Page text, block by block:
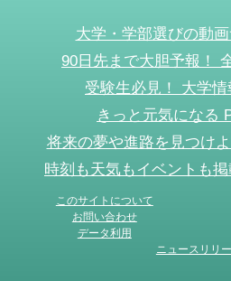
大学・学部選びの動
90日先まで大胆予報！
受験生必見！ 大学
きっと元気になる
将来の夢や進路を見つけ
時刻も天気もイベントも
このサイトについて
お問い合わせ
データ利用
ニュースリリ